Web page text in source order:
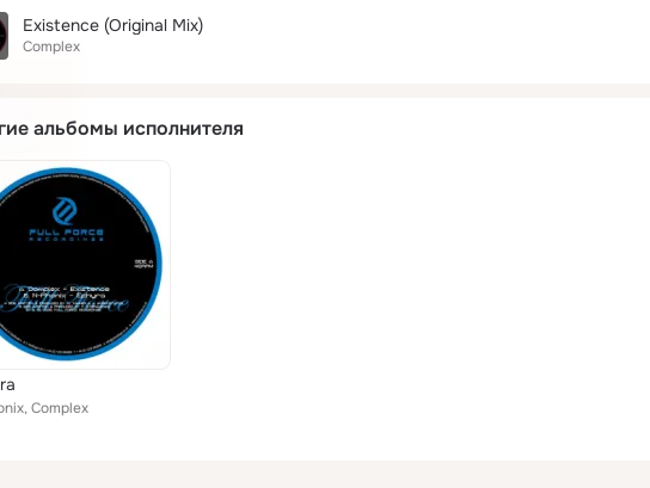
Existence (Original Mix)
Complex
альбомы исполнителя
Complex